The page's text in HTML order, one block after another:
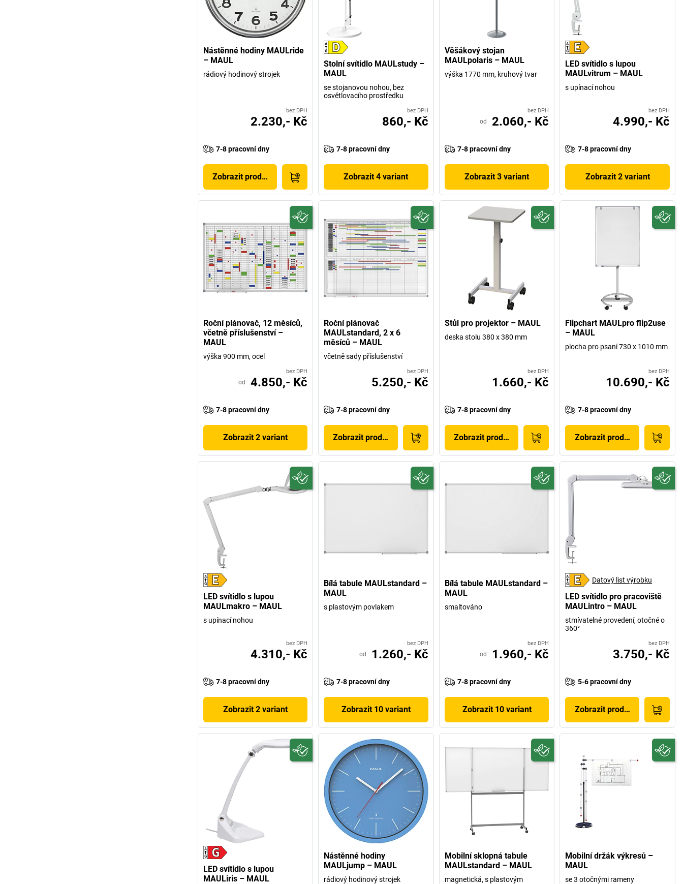
Nástěnné hodiny MAULride
– MAUL
rádiový hodinový strojek
bez DPH
2.230,- Kč
7-8 pracovní dny
Zobrazit produkt
Stolní svítidlo MAULstudy –
MAUL
se stojanovou nohou, bez
osvětlovacího prostředku
bez DPH
860,- Kč
7-8 pracovní dny
Zobrazit 4 variant
Věšákový stojan
MAULpolaris – MAUL
výška 1770 mm, kruhový tvar
bez DPH
od 2.060,- Kč
7-8 pracovní dny
Zobrazit 3 variant
LED svítidlo s lupou
MAULvitrum – MAUL
s upínací nohou
bez DPH
4.990,- Kč
7-8 pracovní dny
Zobrazit 2 variant
Roční plánovač, 12 měsíců,
včetně příslušenství –
MAUL
výška 900 mm, ocel
bez DPH
od 4.850,- Kč
7-8 pracovní dny
Zobrazit 2 variant
Roční plánovač
MAULstandard, 2 x 6
měsíců – MAUL
včetně sady příslušenství
bez DPH
5.250,- Kč
7-8 pracovní dny
Zobrazit produkt
Stůl pro projektor – MAUL
deska stolu 380 x 380 mm
bez DPH
1.660,- Kč
7-8 pracovní dny
Zobrazit produkt
Flipchart MAULpro flip2use
– MAUL
plocha pro psaní 730 x 1010 mm
bez DPH
10.690,- Kč
7-8 pracovní dny
Zobrazit produkt
LED svítidlo s lupou
MAULmakro – MAUL
s upínací nohou
bez DPH
4.310,- Kč
7-8 pracovní dny
Zobrazit 2 variant
Bílá tabule MAULstandard –
MAUL
s plastovým povlakem
bez DPH
od 1.260,- Kč
7-8 pracovní dny
Zobrazit 10 variant
Bílá tabule MAULstandard –
MAUL
smaltováno
bez DPH
od 1.960,- Kč
7-8 pracovní dny
Zobrazit 10 variant
Datový list výrobku
LED svítidlo pro pracoviště
MAULintro – MAUL
stmívatelné provedení, otočné o
360°
bez DPH
3.750,- Kč
5-6 pracovní dny
Zobrazit produkt
LED svítidlo s lupou
MAULiris – MAUL
Nástěnné hodiny
MAULjump – MAUL
rádiový hodinový strojek
Mobilní sklopná tabule
MAULstandard – MAUL
magnetická, s plastovým
Mobilní držák výkresů –
MAUL
se 3 otočnými rameny